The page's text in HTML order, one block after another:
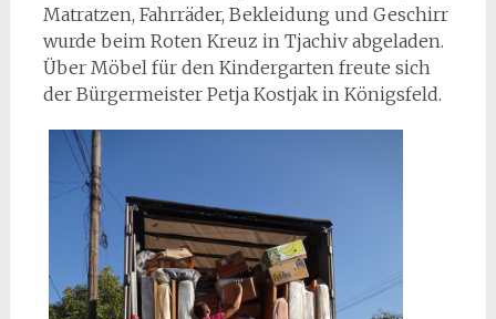
Matratzen, Fahrräder, Bekleidung und Geschirr
wurde beim Roten Kreuz in Tjachiv abgeladen.
Über Möbel für den Kindergarten freute sich
der Bürgermeister Petja Kostjak in Königsfeld.